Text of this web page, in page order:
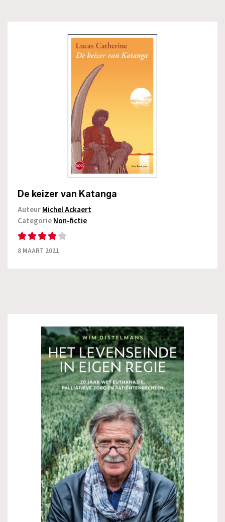
De keizer van Katanga
AuteurMichel Ackaert
CategorieNon-fictie
8 MAART 2021